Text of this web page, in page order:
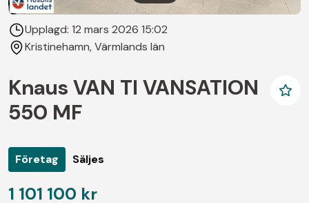
Upplagd: 12 mars 2026 15:02
Kristinehamn, Värmlands län
Knaus VAN TI VANSATION
550 MF
Företag Säljes
1 101 100 kr